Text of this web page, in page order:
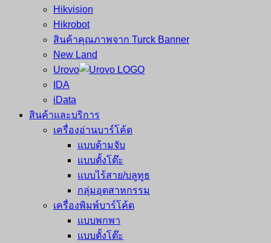
Hikvision
Hikrobot
สินค้าคุณภาพจาก Turck Banner
New Land
Urovo
IDA
iData
สินค้าและบริการ
เครื่องอ่านบาร์โค้ด
แบบด้ามจับ
แบบตั้งโต๊ะ
แบบไร้สาย/บลูทูธ
กลุ่มอุตสาหกรรม
เครื่องพิมพ์บาร์โค้ด
แบบพกพา
แบบตั้งโต๊ะ